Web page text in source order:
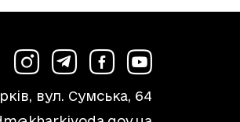
вул. Сумська, 64